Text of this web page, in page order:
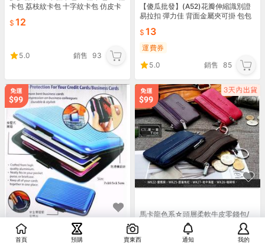
卡包 荔枝紋卡包 十字紋卡包 仿皮卡
套 12
5.0 銷售 93
【傻瓜批發】(A52)花瓣伸縮識別證
易拉扣 彈力佳 背面金屬夾可掛 包包
盜 板橋
13
運費券
5.0
銷售 85
*新飾界*鋁製硬外殼自動6開防磁卡
馬卡龍色系☆頭層柔軟牛皮零錢包/
男卡片夾零錢包【潮一館WW】WA
系列-三層拉鍊設計｜女小零錢包
145
首頁 預購 賣東西 通知 我的